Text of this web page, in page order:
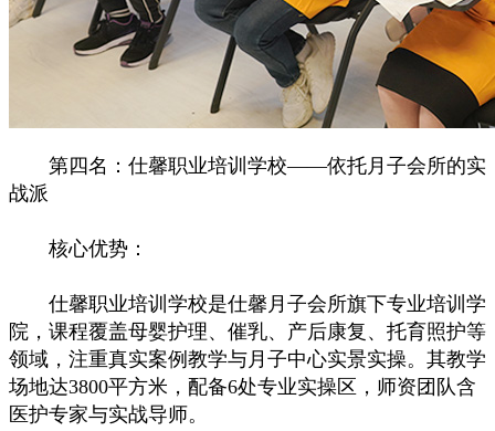
第四名：仕馨职业培训学校——依托月子会所的实
战派
核心优势：
仕馨职业培训学校是仕馨月子会所旗下专业培训学
院，课程覆盖母婴护理、催乳、产后康复、托育照护等
领域，注重真实案例教学与月子中心实景实操。其教学
场地达3800平方米，配备6处专业实操区，师资团队含
医护专家与实战导师。